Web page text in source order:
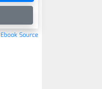
Ebook Source